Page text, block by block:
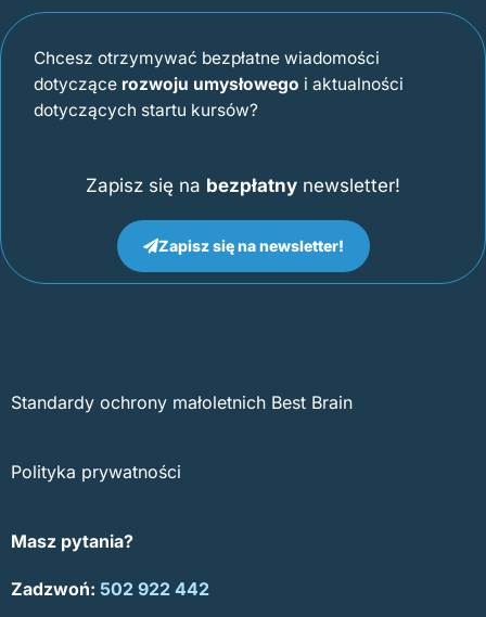
Chcesz otrzymywać bezpłatne wiadomości
dotyczące rozwoju umysłowego i aktualności
dotyczących startu kursów?
Zapisz się na bezpłatny newsletter!
Zapisz się na newsletter!
Standardy ochrony małoletnich Best Brain
Polityka prywatności
Masz pytania?
Zadzwoń: 502 922 442